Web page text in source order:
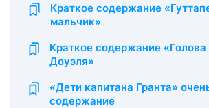
Краткое содержание
мальчик»
Краткое содержание
Доуэля»
«Дети капитана Гранта»
содержание